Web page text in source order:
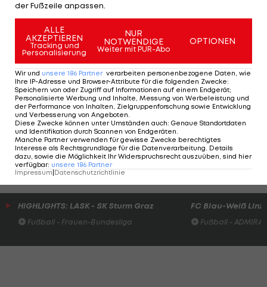
Eggert/Benecken schlossen den Weltcup mit 24
Zählern vor Sics/Sics sowie 111 Punkte vor
Wendl/Arlt ab. Steu/Koller wurden als bestes
österreichisches Gespann Sechste, haben
allerdings einige Rennen ausgelassen.
Yannick Müller/Armin Frauscherund Juri
Gatt/Riccardo Schöpf wurden in der
Tageswertung Zwölfer und 13. Für Gatt/Schöpf
reichte es in der U23-EM-Wertung hinter
Bots/Plume zu Silber.
HIGHLIGHTS: LASK - SK Sturm Graz
Fußball - Frauen-Bundesliga
FC Blau-Weiß Linz
Fußball -
der Fußzeile anpassen.
ALLE
AKZEPTIEREN
Tracking und
Personalisierung
NUR
NOTWENDIGE
Weiter mit PUR-Abo
OPTIONEN
Wir und unsere 186 Partner verarbeiten personenbezogene Daten, wie
Ihre IP-Adresse und Browser-Attribute für die folgenden Zwecke:
Speichern von oder Zugriff auf Informationen auf einem Endgerät;
Personalisierte Werbung und Inhalte, Messung von Werbeleistung und
der Performance von Inhalten, Zielgruppenforschung sowie Entwicklung
und Verbesserung von Angeboten.
Diese Zwecke können unter Umständen auch: Genaue Standortdaten
und Identifikation durch Scannen von Endgeräten.
Manche Partner verwenden für gewisse Zwecke berechtigtes
Interesse als Rechtsgrundlage für die Datenverarbeitung. Details
dazu, sowie die Möglichkeit Ihr Widerspruchsrecht auszuüben, sind hier
verfügbar: unsere 186 Partner
Impressum Datenschutzrichtlinie